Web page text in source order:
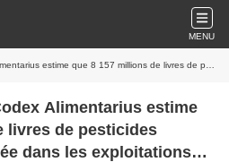
MENU
de livres de pesticides utilisées chaque année dans les exploitations agricoles, c’est insuffisant
Alimentarius estime
livres de pesticides
dans les exploitations